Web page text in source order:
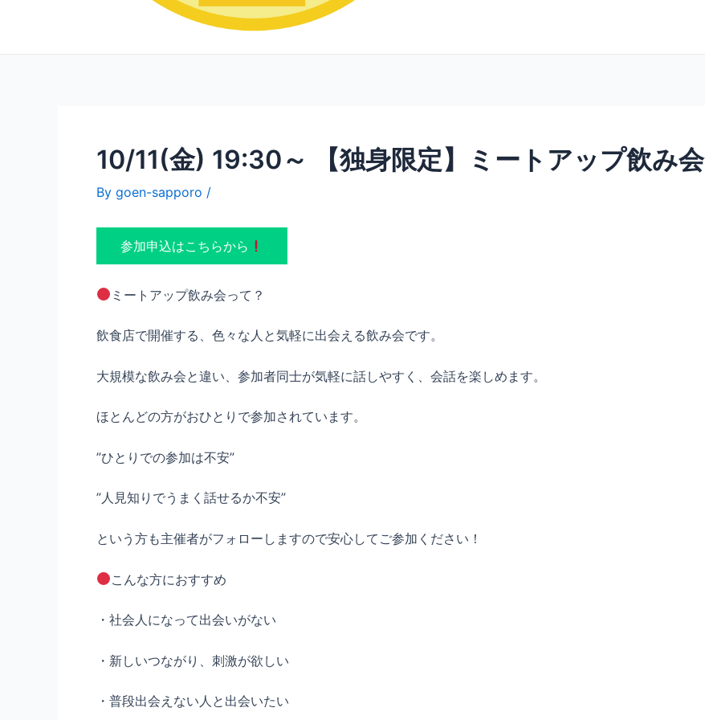
10/11(金) 19:30～ 【独身限定】ミートアップ飲み会
By goen-sapporo /
参加申込はこちらから
ミートアップ飲み会って？
飲食店で開催する、色々な人と気軽に出会える飲み会です。
大規模な飲み会と違い、参加者同士が気軽に話しやすく、会話を楽しめます。
ほとんどの方がおひとりで参加されています。
”ひとりでの参加は不安”
”人見知りでうまく話せるか不安”
という方も主催者がフォローしますので安心してご参加ください！
こんな方におすすめ
・社会人になって出会いがない
・新しいつながり、刺激が欲しい
・普段出会えない人と出会いたい